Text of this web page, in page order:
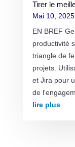
Tirer le
Mai 10, 2025
EN BREF
productivité
triangle de
projets.
et Jira pour
de
lire plus